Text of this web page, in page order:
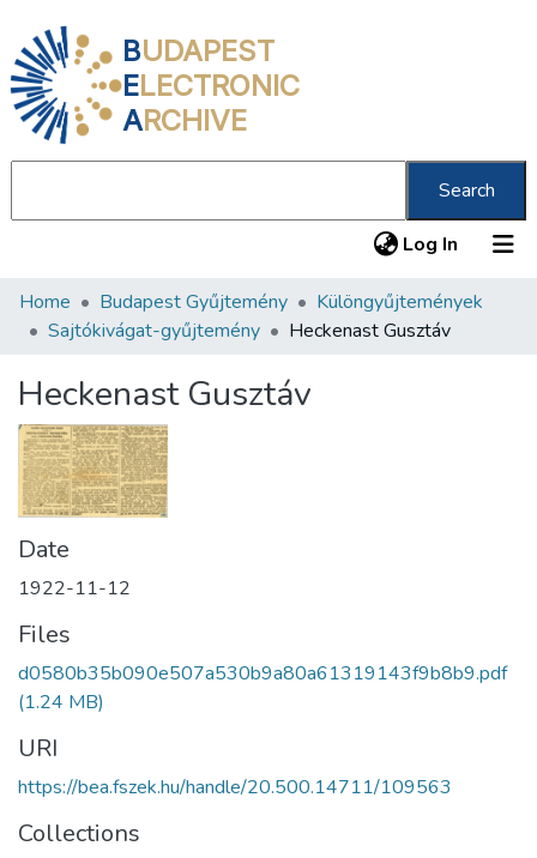
BUDAPEST
ELECTRONIC
ARCHIVE
Search
Log In (current)
Communities & Collections
Statistics
About us
Home Budapest Gyűjtemény
Különgyűjtemények
Sajtókivágat-gyűjtemény
Heckenast Gusztáv
Heckenast Gusztáv
Date
1922-11-12
Files
d0580b35b090e507a530b9a80a61319143f9b8b9.pdf
(1.24 MB)
URI
https://bea.fszek.hu/handle/20.500.14711/109563
Collections